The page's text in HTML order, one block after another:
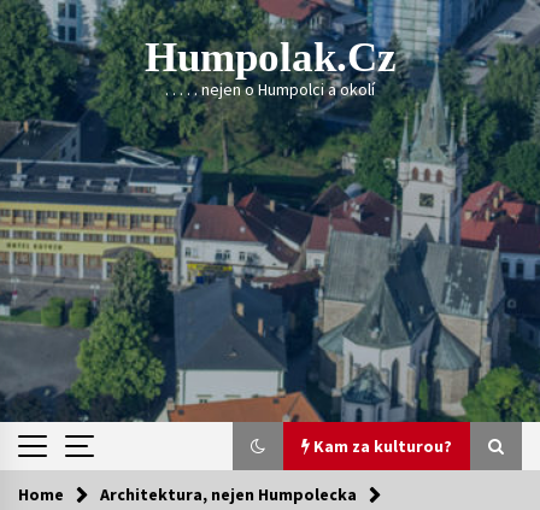
Skip
to
content
Humpolak.cz
. . . . . nejen o Humpolci a okolí
Kam za kulturou?
Kam za kulturou?
Home Architektura, nejen Humpolecka